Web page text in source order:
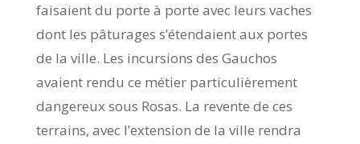
faisaient du porte à porte avec leurs vaches
dont les pâturages s’étendaient aux portes
de la ville. Les incursions des Gauchos
avaient rendu ce métier particulièrement
dangereux sous Rosas. La revente de ces
terrains, avec l’extension de la ville rendra